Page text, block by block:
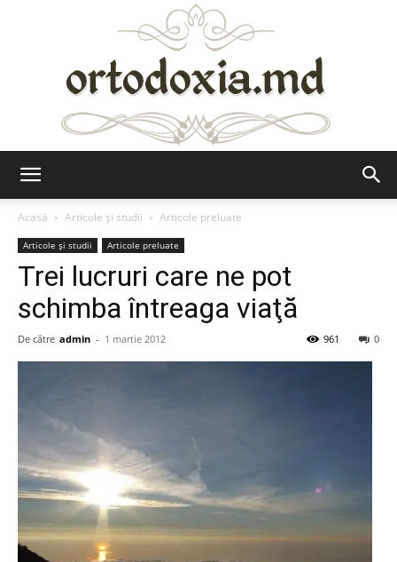
Acasă
Articole şi studii Articole preluate
Articole şi studii Articole preluate
Trei lucruri care ne pot
schimba întreaga viaţă
De către admin - 1 martie 2012 0
961